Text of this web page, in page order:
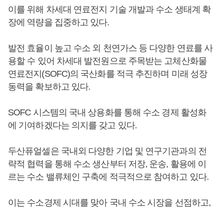
이를 위해 차세대 연료전지 기술 개발과 수소 생태계 확
장에 역량을 집중하고 있다.
발전 효율이 높고 수소 외 천연가스 등 다양한 연료를 사
용할 수 있어 차세대 발전원으로 주목받는 고체산화물
연료전지(SOFC)의 국산화를 적극 추진하며 미래 성장
동력을 확보하고 있다.
SOFC 시스템의 국내 상용화를 통해 수소 경제 활성화
에 기여하겠다는 의지를 갖고 있다.
두산퓨얼셀은 국내외 다양한 기업 및 연구기관과의 전
략적 협력을 통해 수소 생산부터 저장, 운송, 활용에 이
르는 수소 밸류체인 구축에 적극적으로 참여하고 있다.
이는 수소경제 시대를 맞아 국내 수소 시장을 선점하고,